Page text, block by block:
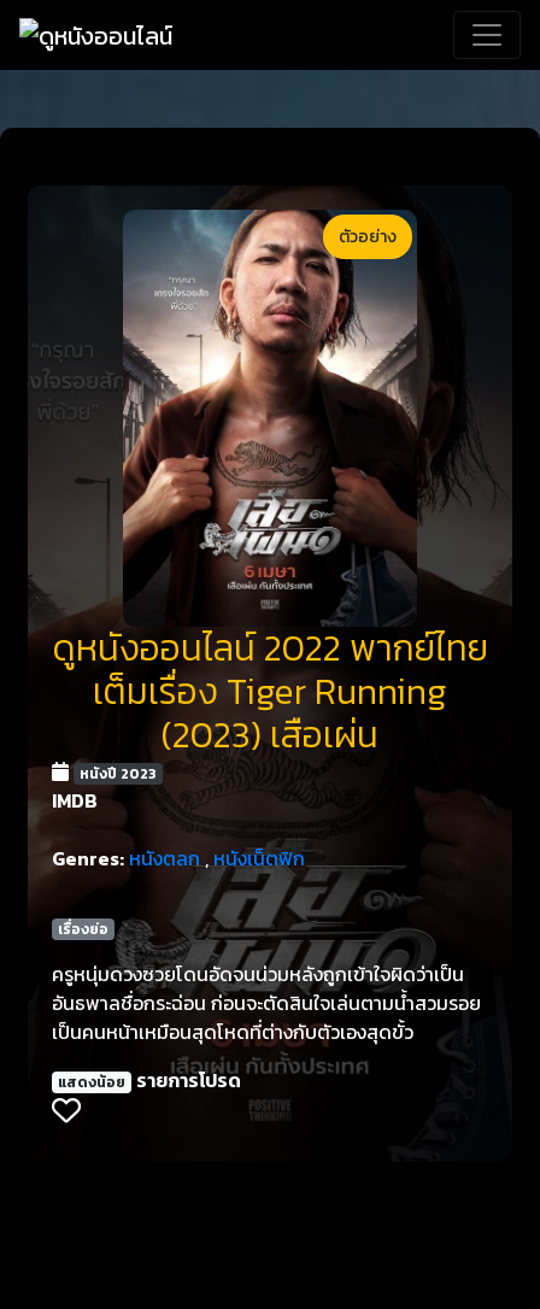
ตัวอย่าง
ดูหนังออนไลน์ 2022 พากย์ไทย
เต็มเรื่อง Tiger Running
(2023) เสือเผ่น
หนังปี 2023
IMDB
Genres: หนังตลก,หนังเน็ตฟิก
เรื่องย่อ
ครูหนุ่มดวงซวยโดนอัดจนน่วมหลังถูกเข้าใจผิดว่าเป็น
อันธพาลชื่อกระฉ่อน ก่อนจะตัดสินใจเล่นตามน้ำสวมรอย
เป็นคนหน้าเหมือนสุดโหดที่ต่างกับตัวเองสุดขั้ว
แสดงน้อย รายการโปรด